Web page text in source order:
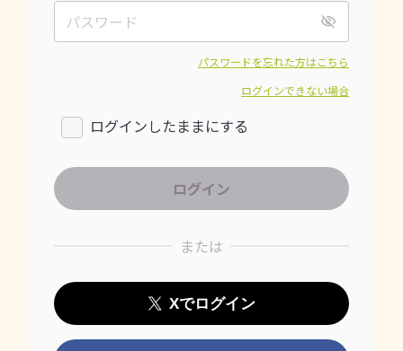
パスワードを忘れた方はこちら
ログインできない場合
ログインしたままにする
または
Xでログイン